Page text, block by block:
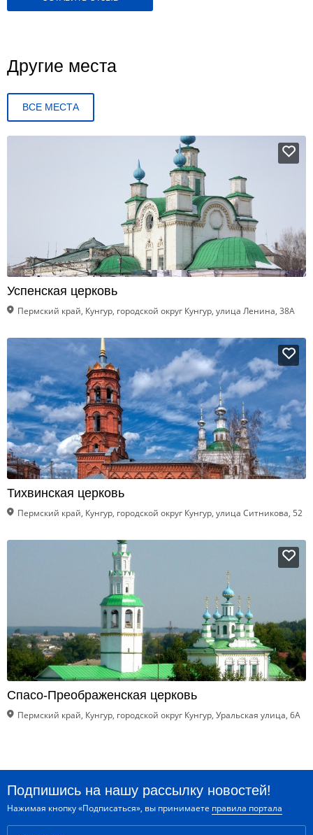
Другие места
ВСЕ МЕСТА
Успенская церковь
Пермский край, Кунгур, городской округ Кунгур, улица Ленина, 38А
Тихвинская церковь
Пермский край, Кунгур, городской округ Кунгур, улица Ситникова, 52
Спасо-Преображенская церковь
Пермский край, Кунгур, городской округ Кунгур, Уральская улица, 6А
Подпишись на нашу рассылку новостей!
Нажимая кнопку «Подписаться», вы принимаете правила портала